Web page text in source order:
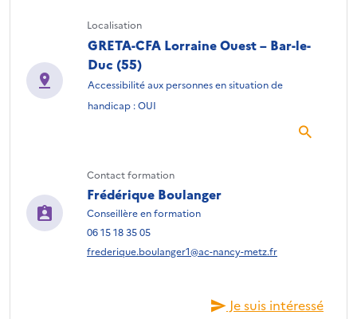
Localisation
GRETA-CFA Lorraine Ouest – Bar-le-
Duc (55)
Accessibilité aux personnes en situation de
handicap : OUI
Contact formation
Frédérique Boulanger
Conseillère en formation
06 15 18 35 05
frederique.boulanger1@ac-nancy-metz.fr
Je suis intéressé